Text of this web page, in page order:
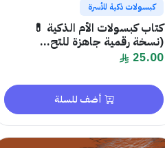
كبسولات ذكية للأسرة
كتاب كبسولات الأم الذكية 💊
(نسخة رقمية جاهزة للتح...
25.00
أضف للسلة